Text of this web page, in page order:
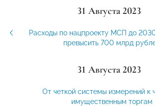
31 Августа 2023
Расходы по нацпроекту МСП до
превысить 700 млрд
31 Августа 2023
От четкой системы измерений к
имущественным торгам